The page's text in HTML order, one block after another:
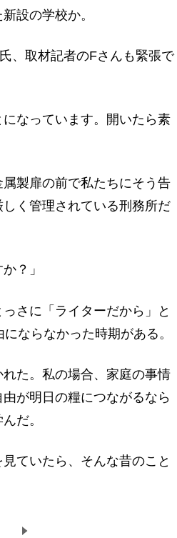
設の学校か。
、取材記者のFさんも緊張で
なっています。開いたら素
製扉の前で私たちにそう告
く管理されている刑務所だ
？」
さに「ライターだから」と
ならなかった時期がある。
た。私の場合、家庭の事情
が明日の糧につながるなら
だ。
ていたら、そんな昔のこと